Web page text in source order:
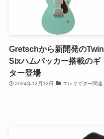
Gretschから新開発のTwin
Sixハムバッカー搭載のギ
ター登場
2024年12月12日 エレキギター関連